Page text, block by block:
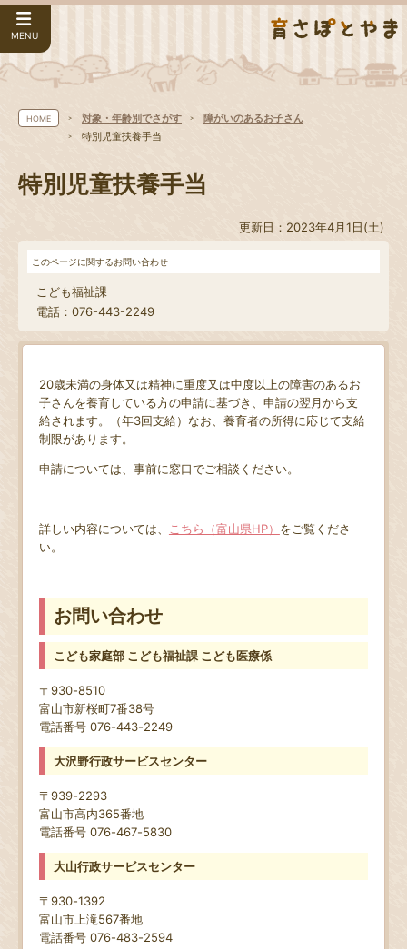
MENU
HOME 対象・年齢別でさがす
障がいのあるお子さん
特別児童扶養手当
特別児童扶養手当
更新日：2023年4月1日(土)
このページに関するお問い合わせ
こども福祉課
電話：076-443-2249
20歳未満の身体又は精神に重度又は中度以上の障害のあるお
子さんを養育している方の申請に基づき、申請の翌月から支
給されます。（年3回支給）なお、養育者の所得に応じて支給
制限があります。
申請については、事前に窓口でご相談ください。
詳しい内容については、 こちら（富山県HP） をご覧くださ
い。
お問い合わせ
こども家庭部 こども福祉課 こども医療係
〒930-8510
富山市新桜町7番38号
電話番号 076-443-2249
大沢野行政サービスセンター
〒939-2293
富山市高内365番地
電話番号 076-467-5830
大山行政サービスセンター
〒930-1392
富山市上滝567番地
電話番号 076-483-2594